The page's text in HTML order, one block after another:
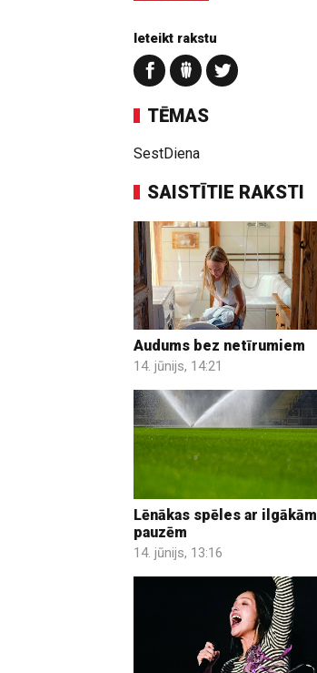
Ieteikt rakstu
TĒMAS
SestDiena
SAISTĪTIE RAKSTI
Audums bez netīrumiem
14. jūnijs, 14:21
Lēnākas spēles ar ilgākām
pauzēm
14. jūnijs, 13:16